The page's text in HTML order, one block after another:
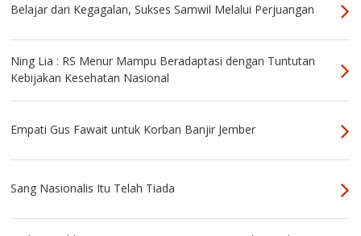
Belajar dari Kegagalan, Sukses Samwil Melalui Perjuangan
Ning Lia : RS Menur Mampu Beradaptasi dengan Tuntutan
Kebijakan Kesehatan Nasional
Empati Gus Fawait untuk Korban Banjir Jember
Sang Nasionalis Itu Telah Tiada